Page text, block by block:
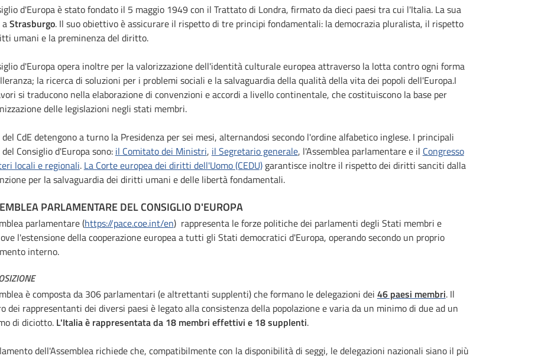
d'Europa è stato fondato il 5 maggio 1949 con il Trattato di Londra, firmato da dieci paesi tra cui l'Italia. La sua
aStrasburgo. Il suo obiettivo è assicurare il rispetto di tre principi fondamentali: la democrazia pluralista, il rispetto
umani e la preminenza del diritto.
d'Europa opera inoltre per la valorizzazione dell'identità culturale europea attraverso la lotta contro ogni forma
la ricerca di soluzioni per i problemi sociali e la salvaguardia della qualità della vita dei popoli dell'Europa.I
si traducono nella elaborazione di convenzioni e accordi a livello continentale, che costituiscono la base per
delle legislazioni negli stati membri.
del CdE detengono a turno la Presidenza per sei mesi, alternandosi secondo l'ordine alfabetico inglese. I principali
Consiglio d'Europa sono: il Comitato dei Ministri, il Segretario generale, l'Assemblea parlamentare e il Congresso
locali e regionali. La Corte europea dei diritti dell'Uomo (CEDU)garantisce inoltre il rispetto dei diritti sanciti dalla
per la salvaguardia dei diritti umani e delle libertà fondamentali.
PARLAMENTARE DEL CONSIGLIO D'EUROPA
parlamentare (https://pace.coe.int/en) rappresenta le forze politiche dei parlamenti degli Stati membri e
l'estensione della cooperazione europea a tutti gli Stati democratici d'Europa, operando secondo un proprio
interno.
è composta da 306 parlamentari (e altrettanti supplenti) che formano le delegazioni dei 46 paesi membri. Il
dei rappresentanti dei diversi paesi è legato alla consistenza della popolazione e varia da un minimo di due ad un
di diciotto. L'Italia è rappresentata da 18 membri effettivi e 18 supplenti.
dell'Assemblea richiede che, compatibilmente con la disponibilità di seggi, le delegazioni nazionali siano il più